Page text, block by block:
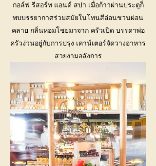
กอล์ฟ รีสอร์ท แอนด์ สปา เมื่อก้าวผ่านประตูก็
พบบรรยากาศร่วมสมัยในโทนสีอ่อนชวนผ่อน
คลาย กลิ่นหอมโชยมาจาก ครัวเปิด บรรดาพ่อ
ครัวง่วนอยู่กับการปรุง เคาน์เตอร์จัดวางอาหาร
สวยงามอลังการ